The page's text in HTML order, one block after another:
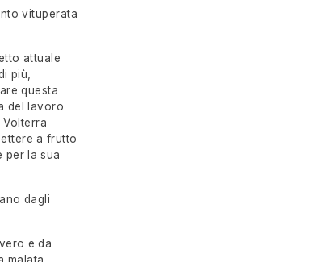
vituperata
attuale
più,
questa
del lavoro
a frutto
per la sua
dagli
e da
malata